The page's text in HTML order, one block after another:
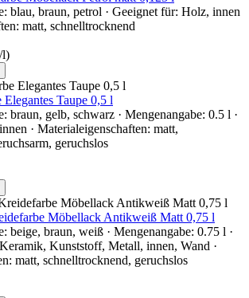
blau, braun, petrol · Geeignet für: Holz, innen
matt, schnelltrocknend
l)
Taupe 0,5 l
braun, gelb, schwarz · Mengenangabe: 0.5 l ·
· Materialeigenschaften: matt,
geruchslos
Möbellack Antikweiß Matt 0,75 l
beige, braun, weiß · Mengenangabe: 0.75 l ·
Kunststoff, Metall, innen, Wand ·
matt, schnelltrocknend, geruchslos